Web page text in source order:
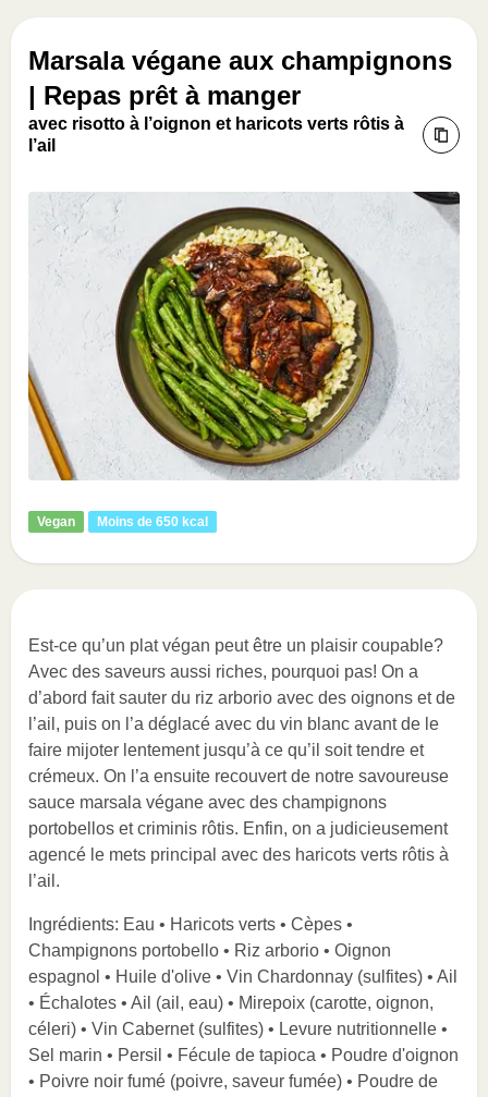
Marsala végane aux champignons
| Repas prêt à manger
avec risotto à l’oignon et haricots verts rôtis à
l’ail
Vegan Moins de 650 kcal
Est-ce qu’un plat végan peut être un plaisir coupable?
Avec des saveurs aussi riches, pourquoi pas! On a
d’abord fait sauter du riz arborio avec des oignons et de
l’ail, puis on l’a déglacé avec du vin blanc avant de le
faire mijoter lentement jusqu’à ce qu’il soit tendre et
crémeux. On l’a ensuite recouvert de notre savoureuse
sauce marsala végane avec des champignons
portobellos et criminis rôtis. Enfin, on a judicieusement
agencé le mets principal avec des haricots verts rôtis à
l’ail.
Ingrédients: Eau • Haricots verts • Cèpes •
Champignons portobello • Riz arborio • Oignon
espagnol • Huile d'olive • Vin Chardonnay (sulfites) • Ail
• Échalotes • Ail (ail, eau) • Mirepoix (carotte, oignon,
céleri) • Vin Cabernet (sulfites) • Levure nutritionnelle •
Sel marin • Persil • Fécule de tapioca • Poudre d'oignon
• Poivre noir fumé (poivre, saveur fumée) • Poudre de